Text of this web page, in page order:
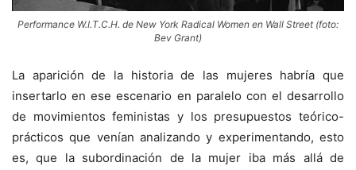
Performance W.I.T.C.H. de New York Radical Women en Wall Street (foto:
Bev Grant)
La aparición de la historia de las mujeres habría que
insertarlo en ese escenario en paralelo con el desarrollo
de movimientos feministas y los presupuestos teórico-
prácticos que venían analizando y experimentando, esto
es, que la subordinación de la mujer iba más allá de